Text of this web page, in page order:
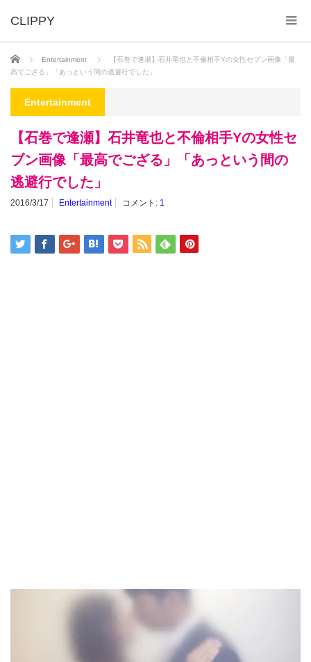
ホーム Entertainment
【石巻で逢瀬】石井竜也と不倫相手Yの女性セブン画像「最
高でござる」「あっという間の逃避行でした」
Entertainment
【石巻で逢瀬】石井竜也と不倫相手Yの女性セ
ブン画像「最高でござる」「あっという間の
逃避行でした」
2016/3/17 Entertainment コメント: 1